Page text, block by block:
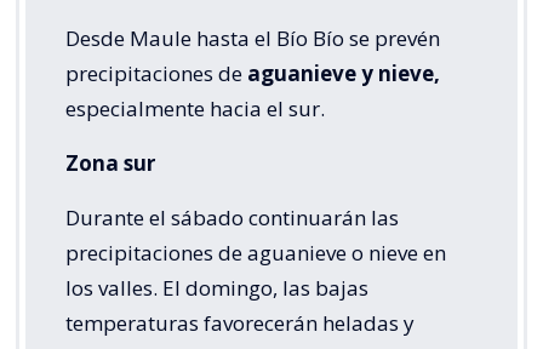
Desde Maule hasta el Bío Bío se prevén
precipitaciones de aguanieve y nieve,
especialmente hacia el sur.
Zona sur
Durante el sábado continuarán las
precipitaciones de aguanieve o nieve en
los valles. El domingo, las bajas
temperaturas favorecerán heladas y